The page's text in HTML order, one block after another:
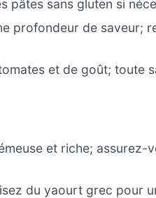
pâtes sans gluten si
profondeur de saveur;
et de goût; toute
et riche; assurez-
du yaourt grec pour